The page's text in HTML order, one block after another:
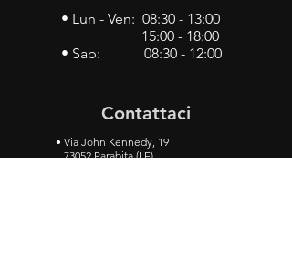
• Lun - Ven: 08:30 - 13:00
15:00 - 18:00
• Sab: 08:30 - 12:00
Contattaci
• Via John Kennedy, 19
73052 Parabita (LE)